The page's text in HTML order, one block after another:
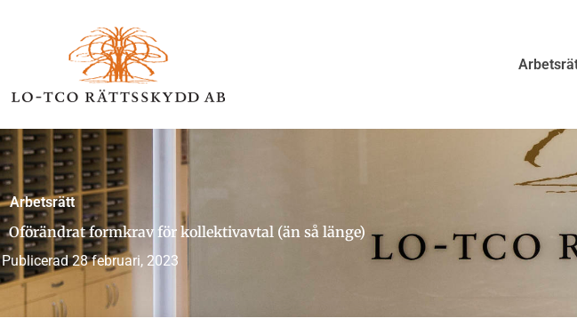
Arbetsrätt
Oförändrat formkrav för kollektivavtal (än så länge)
Publicerad 28 februari, 2023